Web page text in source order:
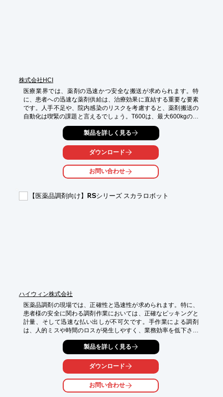
株式会社HCI
医療業界では、薬剤の迅速かつ安全な搬送が求められます。特
に、患者への迅速な薬剤供給は、治療効果に直結する重要な要素
です。人手不足や、院内感染のリスクを考慮すると、薬剤搬送の
自動化は喫緊の課題と言えるでしょう。T600は、最大600kgの薬
剤を安全に搬送し、医療従事者の負担を軽減します。
【活用シーン】
・病院、クリニック、調剤薬局での薬剤搬送
・医薬品倉庫から病棟への搬送
・検査室への検体搬送
・人件費削減
製品を詳しく見る
ダウンロード
お問い合わせ
【医薬品調剤向け】RSシリーズ スカラロボット
ハイウィン株式会社
医薬品調剤の現場では、正確性と迅速性が求められます。特に、
患者様の安全に関わる調剤作業においては、正確なピッキングと
計量、そして迅速な払い出しが不可欠です。手作業による調剤
は、人的ミスや時間のロスが発生しやすく、業務効率を低下させ
る可能性があります。当社のRSシリーズ スカラロボットは、自
社開発部品により、敏捷で高精度な動作を実現し、医薬品調剤に
おけるこれらの課題を解決します。
【活用シーン】
・医薬品のピッキング
・調剤薬の計量
製品を詳しく見る
ダウンロード
お問い合わせ